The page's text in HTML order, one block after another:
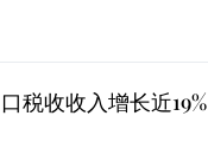
税收收入增长近19%